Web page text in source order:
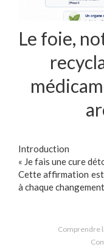
Le foie,
Introduction
« Je fais une cure
Cette affirmation est
à chaque
Comprendre